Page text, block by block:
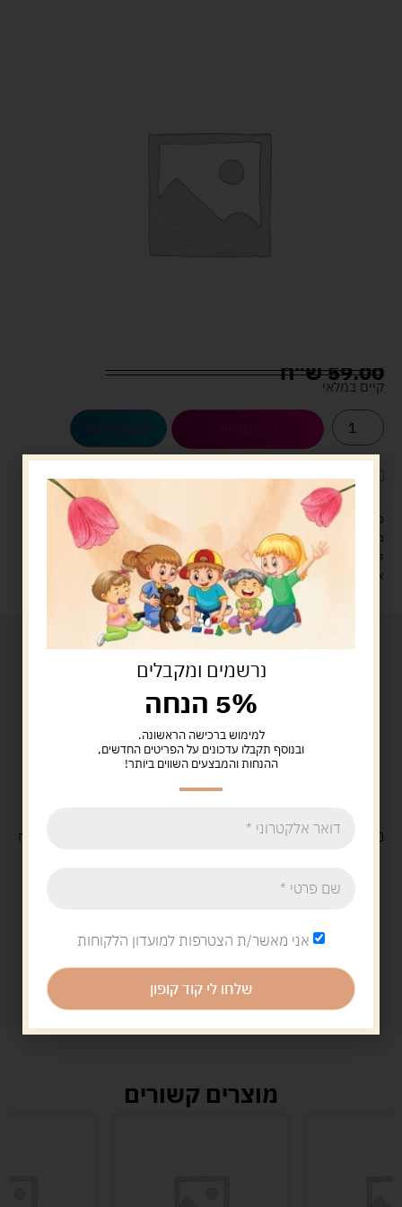
59.00ש"ח
קיים במלאי
הוספה לסל
לארוז את המוצר באריזת מתנה5.00 ש"ח ?
מעל 329 ש"ח, משלוח עם שליח עד הבית חינם! – 0 ₪
משלוח עם שליח עד הבית: 29 ש"ח
זמן אספקה: עד 4 ימי עסקים.
איסוף עצמי: מ"ביתר טויס" רחוב בניין דוד 18, ביתר עילית.
משלוח חינםבקנייה מעל 329 ש"ח
מוצרים קשורים
נרשמים ומקבלים
5% הנחה
למימוש ברכישה הראשונה.
ובנוסף תקבלו עדכונים על הפריטים החדשים,
ההנחות והמבצעים השווים ביותר!
אני מאשר/ת הצטרפות למועדון הלקוחות
שלחו לי קוד קופון